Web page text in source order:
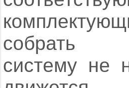
собрать
систему не